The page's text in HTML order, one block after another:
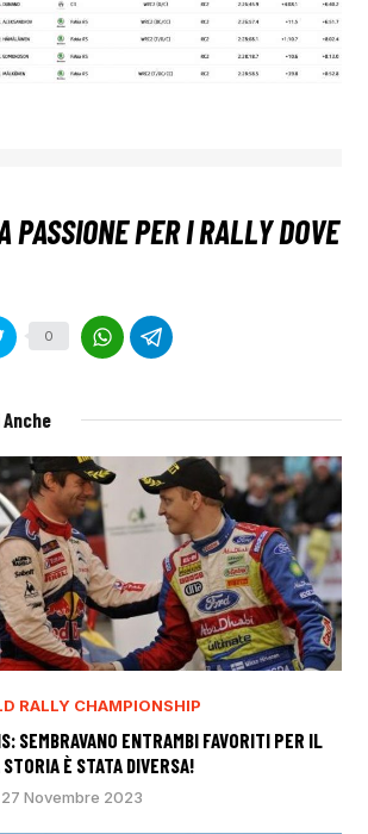
0
RALLY CHAMPIONSHIP
SEMBRAVANO ENTRAMBI FAVORITI PER IL
È STATA DIVERSA!
27 Novembre 2023